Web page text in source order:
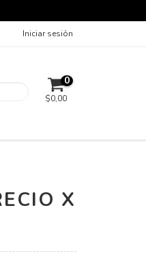
Iniciar sesión
0
$0,00
X